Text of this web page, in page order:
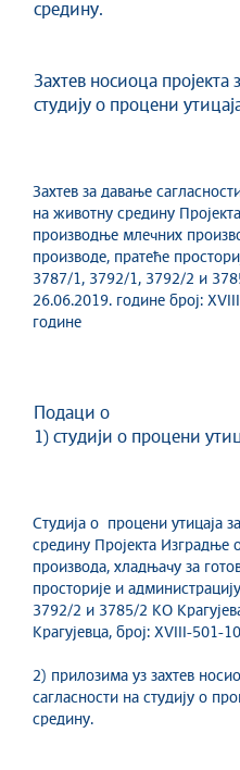
средину.
Захтев носиоца пројекта
студију о процени
Захтев за давање
на животну средину
производње млечних
производе, пратеће
3787/1, 3792/1, 3792/2 и
26.06.2019. године број:
године
Подаци о
1) студији о процени
Студија о процени утицаја
средину Пројекта Изградње
производа, хладњачу за
просторије и
3792/2 и 3785/2 КО
Крагујевца, број: XVIII-501-
2) прилозима уз захтев
сагласности на студију о
средину.